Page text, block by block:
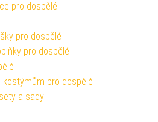
pro dospělé
pro dospělé
pro dospělé
kostýmům pro dospělé
a sady